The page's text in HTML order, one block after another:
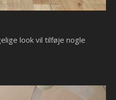
look vil tilføje nogle